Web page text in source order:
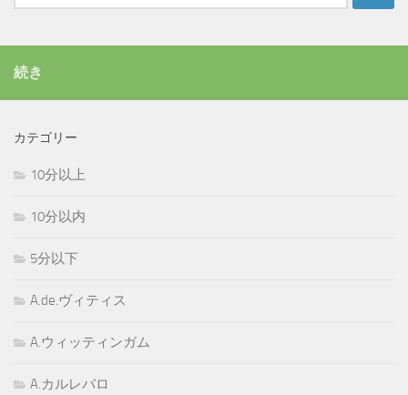
索:
続き
カテゴリー
10分以上
10分以内
5分以下
A.de.ヴィティス
A.ウィッティンガム
A.カルレバロ